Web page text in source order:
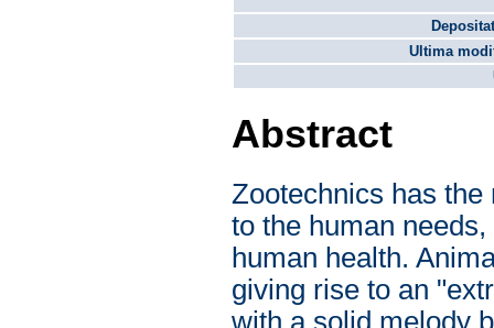
Ultima
Abstract
Zootechnics has
to the human
human health.
giving rise to an
with a solid melody